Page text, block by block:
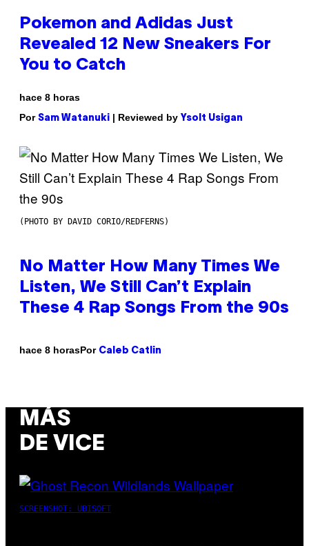
Pokemon and Adidas Just
Revealed 12 New Sneakers For
You to Catch
hace 8 horas
Por Sam Watanuki | Reviewed by Ysolt Usigan
(PHOTO BY DAVID CORIO/REDFERNS)
No Matter How Many Times We
Listen, We Still Can’t Explain
These 4 Rap Songs From the 90s
hace 8 horasPor Caleb Catlin
MÁS
DE VICE
SCREENSHOT: UBISOFT